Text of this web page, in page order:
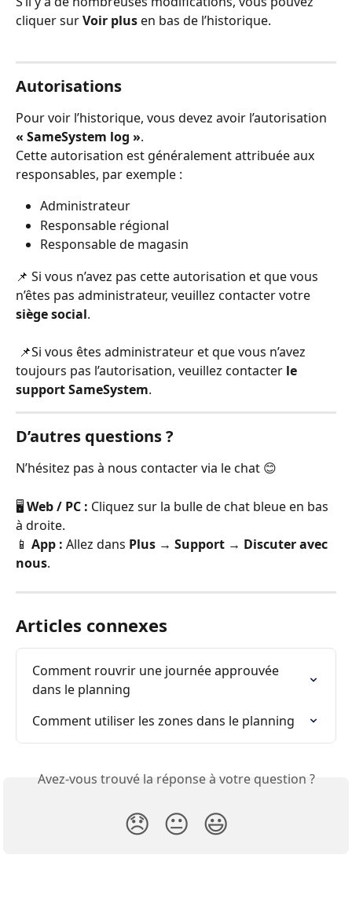
cliquer sur Voir plus en bas de l’historique.
Autorisations
Pour voir l’historique, vous devez avoir l’autorisation
« SameSystem log ».
Cette autorisation est généralement attribuée aux
responsables, par exemple :
Administrateur
Responsable régional
Responsable de magasin
📌 Si vous n’avez pas cette autorisation et que vous
n’êtes pas administrateur, veuillez contacter votre
siège social.
toujours pas l’autorisation, veuillez contacter le
support SameSystem.
D’autres questions ?
N’hésitez pas à nous contacter via le chat 😊
🖥️ Web / PC : Cliquez sur la bulle de chat bleue en bas
à droite.
📱 App : Allez dans Plus → Support → Discuter avec
nous.
Articles connexes
Comment rouvrir une journée approuvée
dans le planning
Comment utiliser les zones dans le planning
Avez-vous trouvé la réponse à votre question ?
😞 😐 😃